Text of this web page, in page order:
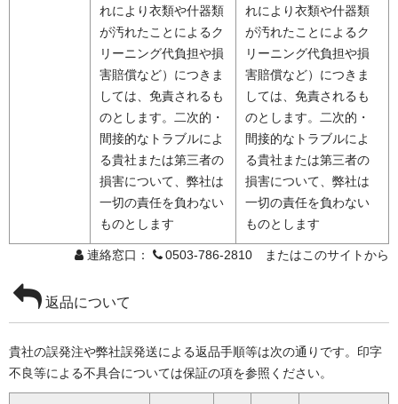
れにより衣類や什器類
が汚れたことによるク
リーニング代負担や損
害賠償など）につきま
しては、免責されるも
のとします。二次的・
間接的なトラブルによ
る貴社または第三者の
損害について、弊社は
一切の責任を負わない
ものとします
れにより衣類や什器類
が汚れたことによるク
リーニング代負担や損
害賠償など）につきま
しては、免責されるも
のとします。二次的・
間接的なトラブルによ
る貴社または第三者の
損害について、弊社は
一切の責任を負わない
ものとします
連絡窓口： 0503-786-2810 またはこのサイトから
返品について
貴社の誤発注や弊社誤発送による返品手順等は次の通りです。印字
不良等による不具合については保証の項を参照ください。